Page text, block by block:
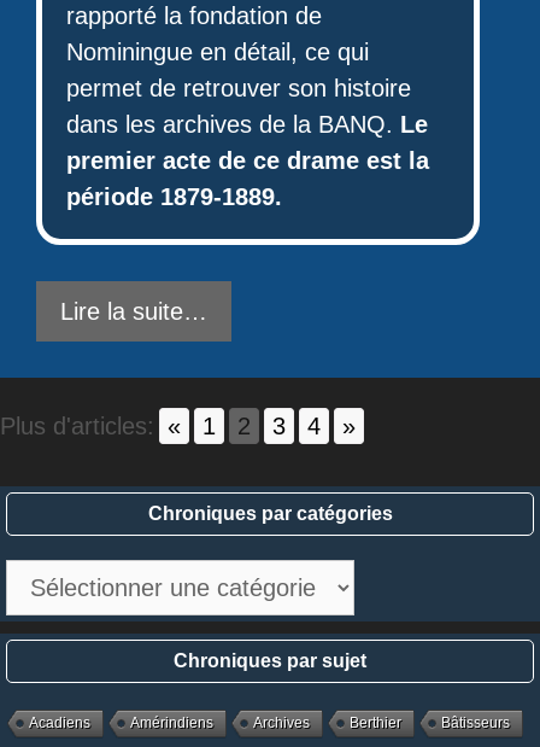
rapporté la fondation de
Nominingue en détail, ce qui
permet de retrouver son histoire
dans les archives de la BANQ. Le
premier acte de ce drame est la
période 1879-1889.
Lire la suite…
Plus d'articles: « 1 2 3 4 »
Chroniques par catégories
catégories
Chroniques par sujet
Acadiens Amérindiens Archives Berthier Bâtisseurs